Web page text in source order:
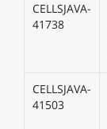
CELLSJAVA-
41738
CELLSJAVA-
41503